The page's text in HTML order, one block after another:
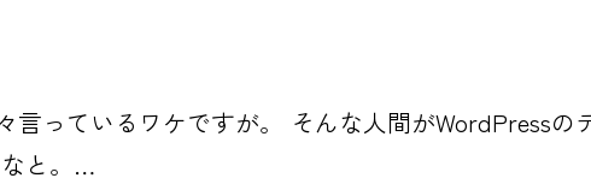
言っているワケですが。 そんな人間がWordPress
と。…